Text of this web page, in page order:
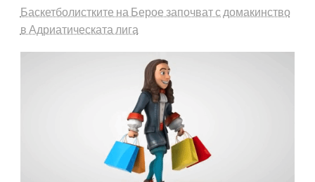
Баскетболистките на Берое започват с домакинство
в Адриатическата лига